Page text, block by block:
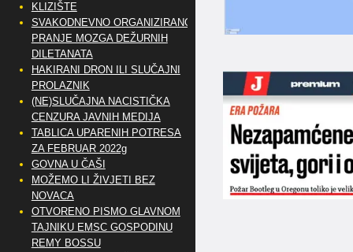
KLIZIŠTE
SVAKODNEVNO ORGANIZIRANO
PRANJE MOZGA DEŽURNIH
DILETANATA
HAKIRANI DRON ILI SLUČAJNI
PROLAZNIK
(NE)SLUČAJNA NACISTIČKA
CENZURA JAVNIH MEDIJA
TABLICA UPARENIH POTRESA
ZA FEBRUAR 2022g
GOVNA U ČAŠI
MOŽEMO LI ŽIVJETI BEZ
NOVACA
OTVORENO PISMO GLAVNOM
TAJNIKU EMSC GOSPODINU
REMY BOSSU